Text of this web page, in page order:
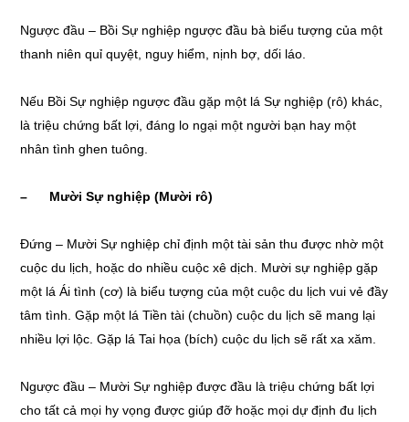
Ngược đầu – Bồi Sự nghiệp ngược đầu bà biểu tượng của một
thanh niên quỉ quyệt, nguy hiểm, nịnh bợ, dối láo.
Nếu Bồi Sự nghiệp ngược đầu gặp một lá Sự nghiệp (rô) khác,
là triệu chứng bất lợi, đáng lo ngại một người bạn hay một
nhân tình ghen tuông.
– Mười Sự nghiệp (Mười rô)
Đứng – Mười Sự nghiệp chỉ định một tài sản thu được nhờ một
cuộc du lịch, hoặc do nhiều cuộc xê dịch. Mười sự nghiệp gặp
một lá Ái tình (cơ) là biểu tượng của một cuộc du lịch vui vẻ đầy
tâm tình. Gặp một lá Tiền tài (chuồn) cuộc du lịch sẽ mang lại
nhiều lợi lộc. Gặp lá Tai họa (bích) cuộc du lịch sẽ rất xa xăm.
Ngược đầu – Mười Sự nghiệp được đầu là triệu chứng bất lợi
cho tất cả mọi hy vọng được giúp đỡ hoặc mọi dự định đu lịch